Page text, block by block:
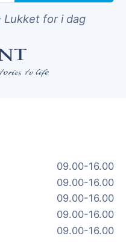
Lukket for i dag
09.00-16.00
09.00-16.00
09.00-16.00
09.00-16.00
09.00-16.00